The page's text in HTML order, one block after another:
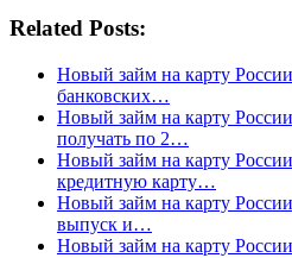
Related Posts:
Новый займ на карту
банковских…
Новый займ на карту
получать по 2…
Новый займ на карту
кредитную карту…
Новый займ на карту
выпуск и…
Новый займ на карту